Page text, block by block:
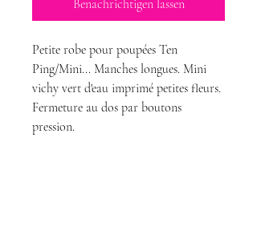
Benachrichtigen lassen
Petite robe pour poupées Ten
Ping/Mini... Manches longues. Mini
vichy vert d'eau imprimé petites fleurs.
Fermeture au dos par boutons
pression.